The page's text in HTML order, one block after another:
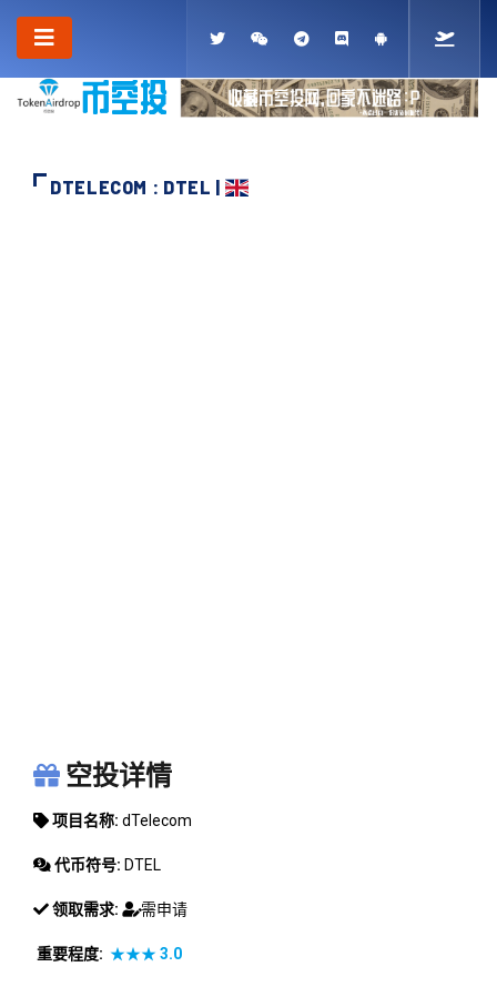
DTELECOM : DTEL |
空投详情
项目名称: dTelecom
代币符号: DTEL
领取需求: 需申请
重要程度: ★★★3.0